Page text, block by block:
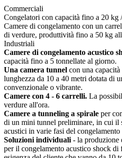
Commerciali
Congelatori con capacità fino a 20 kg
Camere di congelamento con un
di verdure, produttività fino a 50 kg
Industriali
Camere di congelamento acustico
capacità fino a 5 tonnellate al giorno.
Una camera tunnel con una
lunghezza da 10 a 40 metri dotata di
convenzionale o vibrante.
Camere con 4 - 6 carrelli. La
verdure all'ora.
Camere a tunneling a spirale per
di un mini tunnel preliminare, in cui il
acustici in varie fasi del
Soluzioni individuali- la produzione
per il congelamento acustico shock di